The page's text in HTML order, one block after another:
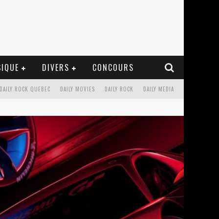
DIVERS CONCOURS
DAILY MEDIA
DAILY ROCK
DAILY MOVIES
DAILY ROCK QUEBEC